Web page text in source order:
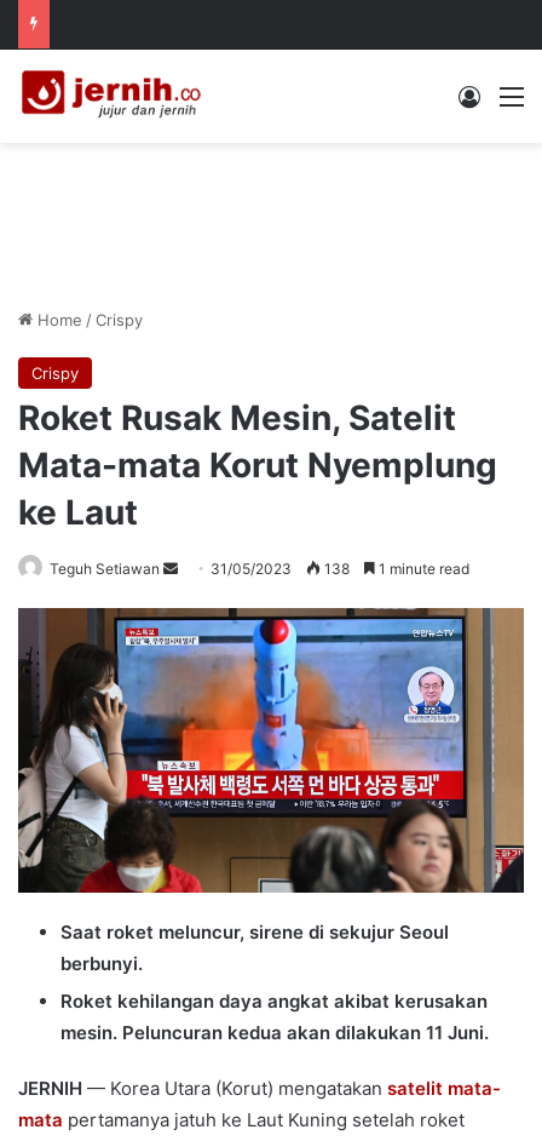
Log In
Home /Crispy
Crispy
Roket Rusak Mesin, Satelit
Mata-mata Korut Nyemplung
ke Laut
Teguh Setiawan
Send
email
31/05/2023 138 1 minute read
Saat roket meluncur, sirene di sekujur Seoul
berbunyi.
Roket kehilangan daya angkat akibat kerusakan
mesin. Peluncuran kedua akan dilakukan 11 Juni.
JERNIH — Korea Utara (Korut) mengatakan satelit mata-
mata pertamanya jatuh ke Laut Kuning setelah roket